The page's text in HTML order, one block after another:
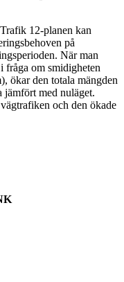
12-planen kan
på
När man
fråga om smidigheten
ökar den totala mängden
jämfört med nuläget.
och den ökade